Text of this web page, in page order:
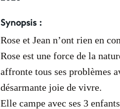
Synopsis :
Rose et Jean n’ont rien en
Rose est une force de la
affronte tous ses problèmes
désarmante joie de vivre.
Elle campe avec ses 3